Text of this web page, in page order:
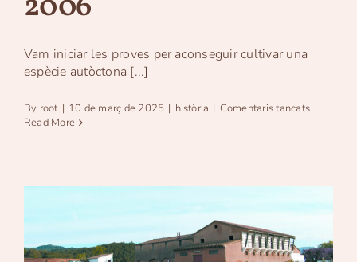
Vam iniciar les proves per aconseguir cultivar una
espècie autòctona [...]
By root | 10 de març de 2025 | història | Comentaris tancatsa
Read More